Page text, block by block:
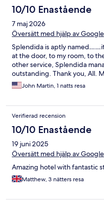
10/10 Enastående
7 maj 2026
Översätt med hjälp av Google
Splendida is aptly
at the door, to my room, to
other service, Splendida
outstanding. Thank you, All.
John Martin, 1 natts resa
Verifierad recension
10/10 Enastående
19 juni 2025
Översätt med hjälp av Google
Amazing hotel with fantastic
Matthew, 3 nätters resa